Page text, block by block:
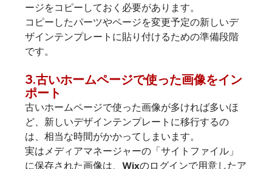
ージをコピーしておく必要があります。
コピーしたパーツやページを変更予定の新しいデ
ザインテンプレートに貼り付けるための準備段階
です。
3.古いホームページで使った画像をイン
ポート
古いホームページで使った画像が多ければ多いほ
ど、新しいデザインテンプレートに移行するの
は、相当な時間がかかってしまいます。
実はメディアマネージャーの「サイトファイル」
に保存された画像は、Wixのログインで用意したア